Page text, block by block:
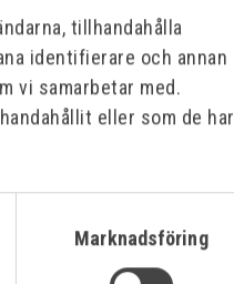
tillhandahålla
identifierare och annan
vi samarbetar med.
eller som de har
Marknadsföring